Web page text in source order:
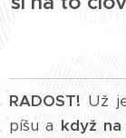
RADOST! Už
píšu a když